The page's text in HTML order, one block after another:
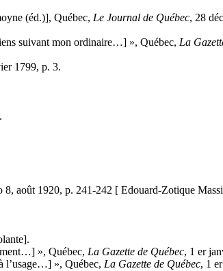
(éd.)], Québec, Le Journal de Québec, 28
suivant mon ordinaire…] », Québec, La
1799, p. 3.
8, août 1920, p. 241-242 [ Edouard-Zotique
», Québec, La Gazette de Québec, 1 er
l’usage…] », Québec, La Gazette de Québec, 1